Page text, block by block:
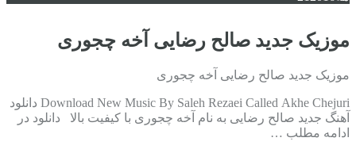
موزیک جدید صالح رضایی آخه چجوری
موزیک جدید صالح رضایی آخه چجوری
Download New Music By Saleh Rezaei Called Akhe Chejuri دانلود
آهنگ جدید صالح رضایی به نام آخه چجوری با کیفیت بالا دانلود در
ادامه مطلب …